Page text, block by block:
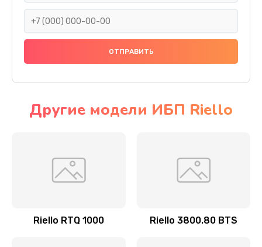
Другие модели ИБП Riello
Riello RTQ 1000 Riello 3800.80 BTS